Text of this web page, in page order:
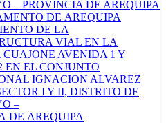
– PROVINCIA DE AREQUIPA
DE AREQUIPA
DE LA
VIAL EN LA
AVENIDA 1 Y
EN EL CONJUNTO
IGNACION ALVAREZ
I Y II, DISTRITO DE
–
DE AREQUIPA